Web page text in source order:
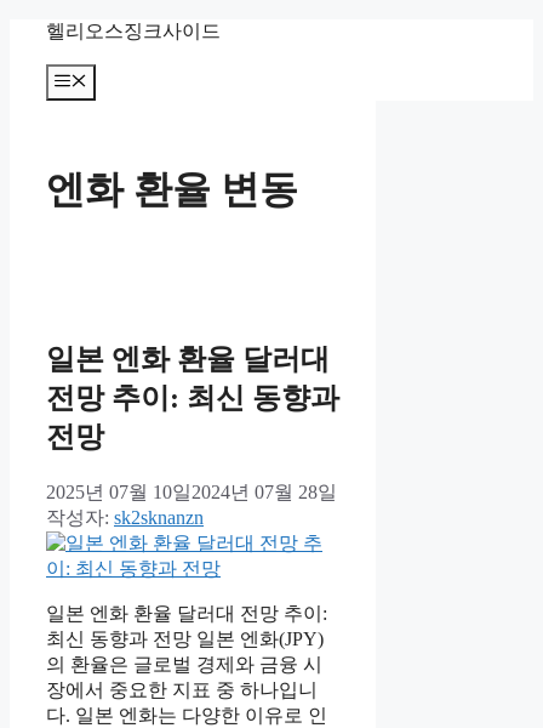
헬리오스징크사이드
메
뉴
엔화 환율 변동
일본 엔화 환율 달러대
전망 추이: 최신 동향과
전망
2025년 07월 10일2024년 07월 28일
작성자: sk2sknanzn
일본 엔화 환율 달러대 전망 추이:
최신 동향과 전망 일본 엔화(JPY)
의 환율은 글로벌 경제와 금융 시
장에서 중요한 지표 중 하나입니
다. 일본 엔화는 다양한 이유로 인